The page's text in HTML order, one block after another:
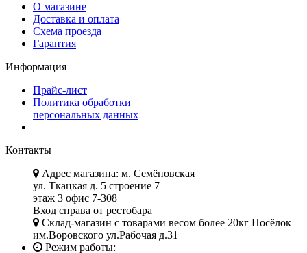
О магазине
Доставка и оплата
Схема проезда
Гарантия
Информация
Прайс-лист
Политика обработки
персональных данных
Контакты
Адрес магазина: м. Семёновская
ул. Ткацкая д. 5 строение 7
этаж 3 офис 7-308
Вход справа от рестобара
Склад-магазин с товарами весом более 20кг Посёлок
им.Воровского ул.Рабочая д.31
Режим работы: